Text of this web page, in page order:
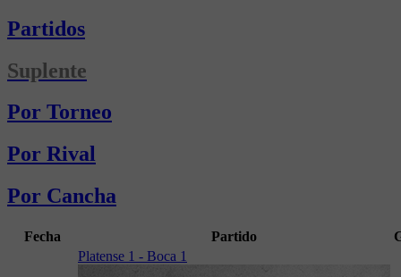
Partidos
Suplente
Por Torneo
Por Rival
Por Cancha
Fecha Partido
Platense 1 - Boca 1